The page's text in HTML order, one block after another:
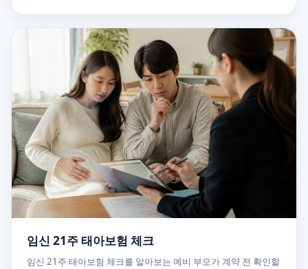
임신 21주 태아보험 체크
임신 21주 태아보험 체크를 알아보는 예비 부모가 계약 전 확인할